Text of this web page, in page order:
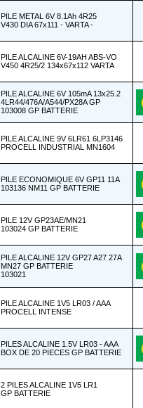
PILE METAL 6V 8.1Ah 4R25
V430 DIA 67x111 - VARTA -
PILE ALCALINE 6V-19AH ABS-VO
V450 4R25/2 134x67x112 VARTA
PILE ALCALINE 6V 105mA 13x25.2
4LR44/476A/A544/PX28A GP
103008 GP BATTERIE
PILE ALCALINE 9V 6LR61 6LP3146
PROCELL INDUSTRIAL MN1604
PILE ECONOMIQUE 6V GP11 11A
103136 NM11 GP BATTERIE
PILE 12V GP23AE/MN21
103024 GP BATTERIE
PILE ALCALINE 12V GP27 A27 27A
MN27 GP BATTERIE
103021
PILE ALCALINE 1V5 LR03 / AAA
PROCELL INTENSE
PILES ALCALINE 1.5V LR03 - AAA
BOX DE 20 PIECES GP BATTERIE
2 PILES ALCALINE 1V5 LR1
GP BATTERIE